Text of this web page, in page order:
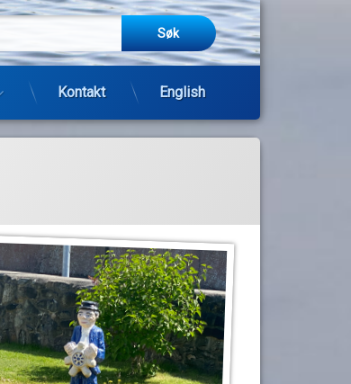
Hopp
til
Kontakt English